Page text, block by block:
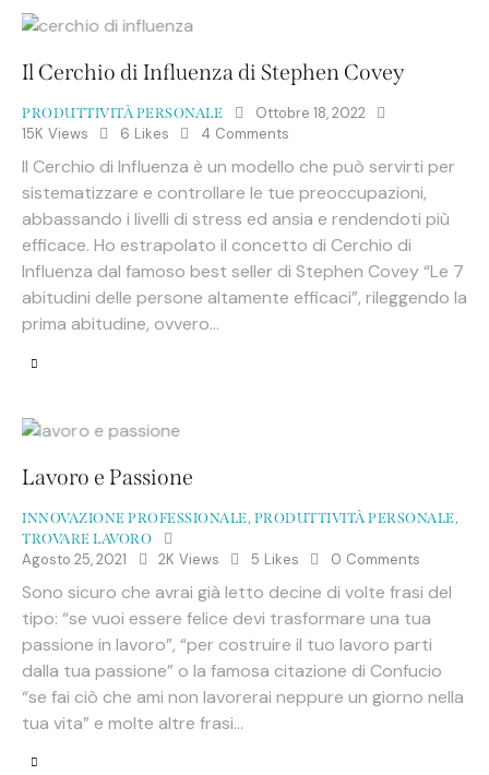
Il Cerchio di Influenza di Stephen Covey
PRODUTTIVITÀ PERSONALE
Ottobre 18, 2022
15K Views 6 Likes 4 Comments
Il Cerchio di Influenza è un modello che può servirti per
sistematizzare e controllare le tue preoccupazioni,
abbassando i livelli di stress ed ansia e rendendoti più
efficace. Ho estrapolato il concetto di Cerchio di
Influenza dal famoso best seller di Stephen Covey “Le 7
abitudini delle persone altamente efficaci”, rileggendo la
prima abitudine, ovvero…
Lavoro e Passione
INNOVAZIONE PROFESSIONALE , PRODUTTIVITÀ PERSONALE ,
TROVARE LAVORO
Agosto 25, 2021 2K Views 5 Likes 0 Comments
Sono sicuro che avrai già letto decine di volte frasi del
tipo: “se vuoi essere felice devi trasformare una tua
passione in lavoro”, “per costruire il tuo lavoro parti
dalla tua passione” o la famosa citazione di Confucio
“se fai ciò che ami non lavorerai neppure un giorno nella
tua vita” e molte altre frasi…